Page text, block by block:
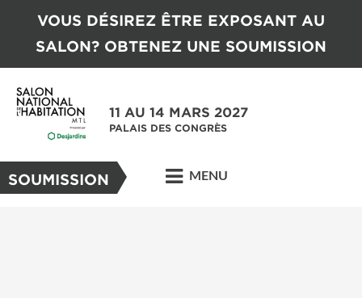
VOUS DÉSIREZ ÊTRE EXPOSANT AU
SALON? OBTENEZ UNE SOUMISSION
11 AU 14 MARS 2027
PALAIS DES CONGRÈS
SOUMISSION MENU